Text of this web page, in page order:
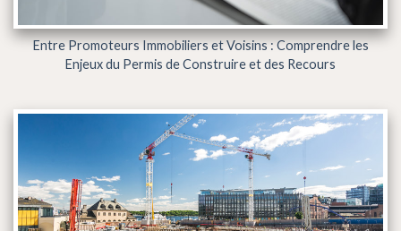
Entre Promoteurs Immobiliers et Voisins : Comprendre les
Enjeux du Permis de Construire et des Recours